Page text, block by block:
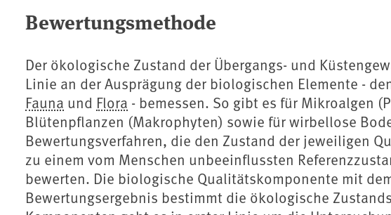
Bewertungsmethode
Der ökologische Zustand der Übergangs- und
Linie an der Ausprägung der biologischen Elemente -
Fauna und Flora - bemessen. So gibt es für Mikroalgen
Blütenpflanzen (Makrophyten) sowie für wirbellose
Bewertungsverfahren, die den Zustand der jeweiligen
zu einem vom Menschen unbeeinflussten
bewerten. Die biologische Qualitätskomponente mit
Bewertungsergebnis bestimmt die ökologische